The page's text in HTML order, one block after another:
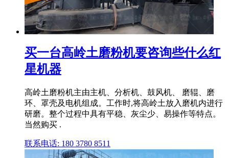
买一台高岭土磨粉机要咨询些什么红
星机器
高岭土磨粉机主由主机、分析机、鼓风机、 磨辊、磨
环、罩壳及电机组成。工作时,将高岭土放入磨机内进行
研磨。整个过程中具有平稳、灰尘少、易操作等特点。
当然购买 .
联系电话: 180 3780 8511